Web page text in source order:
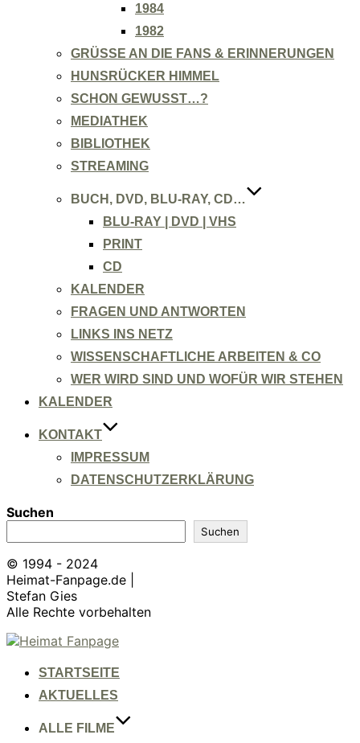
1984
1982
GRÜSSE AN DIE FANS & ERINNERUNGEN
HUNSRÜCKER HIMMEL
SCHON GEWUSST…?
MEDIATHEK
BIBLIOTHEK
STREAMING
BUCH, DVD, BLU-RAY, CD…
BLU-RAY | DVD | VHS
PRINT
CD
KALENDER
FRAGEN UND ANTWORTEN
LINKS INS NETZ
WISSENSCHAFTLICHE ARBEITEN & CO
WER WIRD SIND UND WOFÜR WIR STEHEN
KALENDER
KONTAKT
IMPRESSUM
DATENSCHUTZERKLÄRUNG
Suchen
Suchen
© 1994 - 2024
Heimat-Fanpage.de |
Stefan Gies
Alle Rechte vorbehalten
Zum
springenSTARTSEITE
AKTUELLES
ALLE FILME